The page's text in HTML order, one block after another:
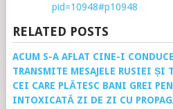
pid=10948#p10948
RELATED POSTS
ACUM S-A AFLAT CINE-I
TRANSMITE MESAJELE RUSIEI ȘI
CEI CARE PLĂTESC BANI GREI
INTOXICATĂ ZI DE ZI CU